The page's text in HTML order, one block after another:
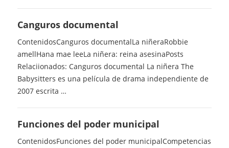
Canguros documental
ContenidosCanguros documentalLa niñeraRobbie
amellHana mae leeLa niñera: reina asesinaPosts
Relaciionados: Canguros documental La niñera The
Babysitters es una película de drama independiente de
2007 escrita …
Funciones del poder municipal
ContenidosFunciones del poder municipalCompetencias